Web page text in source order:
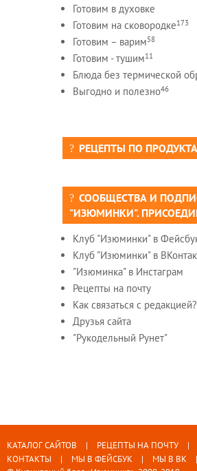
Готовим в духовке
Готовим на сковородке173
Готовим – варим58
Готовим - тушим11
Блюда без термической
Выгодно и полезно46
РЕЦЕПТЫ ПО
СООБЩЕСТВА И
"ИЗЮМИНКИ".
Клуб "Изюминки" в
Клуб "Изюминки" в
"Изюминка" в Инстаграм
Рецепты на почту
Как связаться с редакцией?
Друзья сайта
"Рукодельный Рунет"
КАТАЛОГ САЙТОВ РЕЦЕПТЫ НА ПОЧТУ
КОНТАКТЫ
МЫ В ФЕЙСБУК МЫ В ВК